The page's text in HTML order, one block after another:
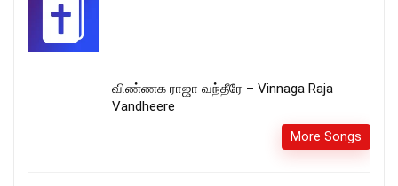
விண்ணக ராஜா வந்தீரே – Vinnaga Raja
Vandheere
More Songs